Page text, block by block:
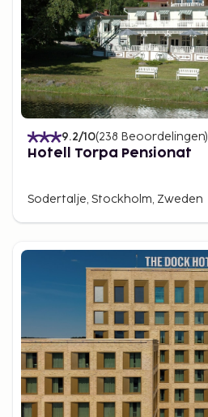
9.2/10(238 Beoordelingen)
Hotell Torpa Pensionat
Sodertalje, Stockholm, Zweden